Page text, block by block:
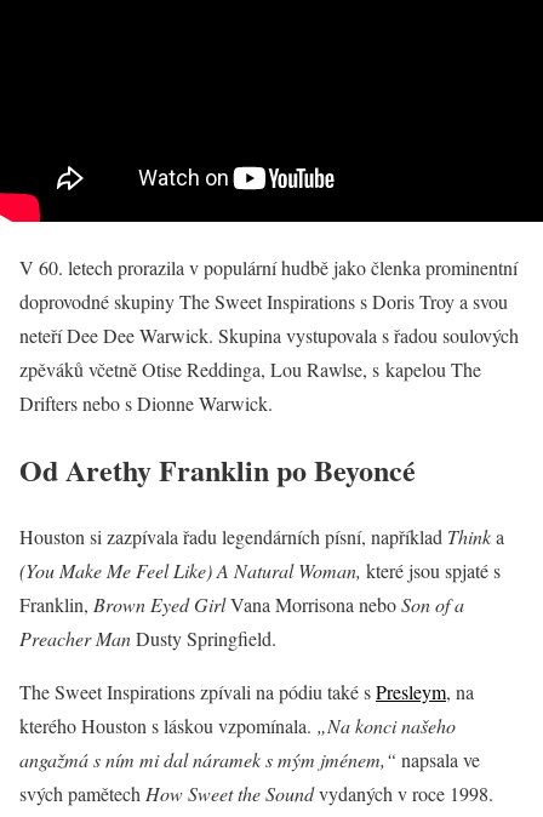
V 60. letech prorazila v populární hudbě jako členka prominentní
doprovodné skupiny The Sweet Inspirations s Doris Troy a svou
neteří Dee Dee Warwick. Skupina vystupovala s řadou soulových
zpěváků včetně Otise Reddinga, Lou Rawlse, s kapelou The
Drifters nebo s Dionne Warwick.
Od Arethy Franklin po Beyoncé
Houston si zazpívala řadu legendárních písní, například Thinka
(You Make Me Feel Like) A Natural Woman, které jsou spjaté s
Franklin, Brown Eyed GirlVana Morrisona neboSon of a
Preacher ManDusty Springfield.
The Sweet Inspirations zpívali na pódiu také sPresleym, na
kterého Houston s láskou vzpomínala. „Na konci našeho
angažmá s ním mi dal náramek s mým jménem,“ napsala ve
svých pamětech How Sweet the Soundvydaných v roce 1998.